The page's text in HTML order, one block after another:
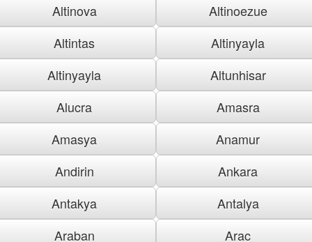
Altinova
Altinoezue
Altintas
Altinyayla
Altinyayla
Altunhisar
Alucra
Amasra
Amasya
Anamur
Andirin
Ankara
Antakya
Antalya
Araban
Arac